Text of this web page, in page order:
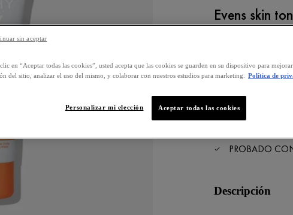
Evens skin
COMPRAR
PROBADO
Descripción
en “Aceptar todas las cookies”, usted acepta que las cookies se guarden en su dispositivo para
del sitio, analizar el uso del mismo, y colaborar con nuestros estudios para marketing.
Política de
Aceptar todas las cookies
Personalizar mi elección
sin aceptar